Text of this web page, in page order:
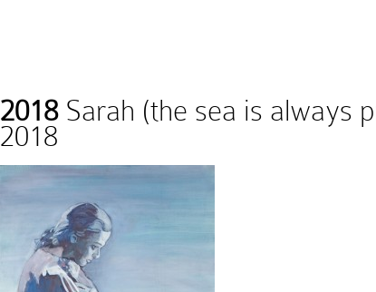
2018Sarah (the sea is always
2018